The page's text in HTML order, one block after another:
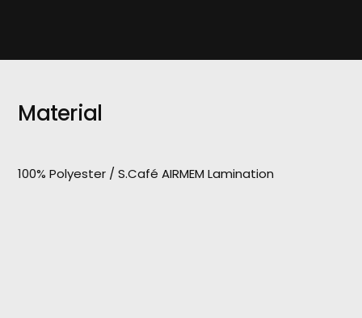
Material
100% Polyester / S.Café AIRMEM Lamination